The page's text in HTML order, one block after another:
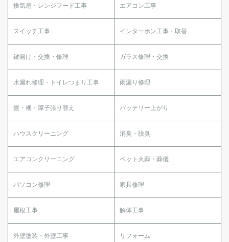
換気扇・レンジフード工事 エアコン工事
スイッチ工事 インターホン工事・取替
鍵開け・交換・修理 ガラス修理・交換
水漏れ修理・トイレつまり工事 雨漏り修理
畳・襖・障子張り替え バッテリー上がり
ハウスクリーニング 消臭・脱臭
エアコンクリーニング ペット火葬・葬儀
パソコン修理 家具修理
屋根工事 解体工事
外壁塗装・外壁工事 リフォーム